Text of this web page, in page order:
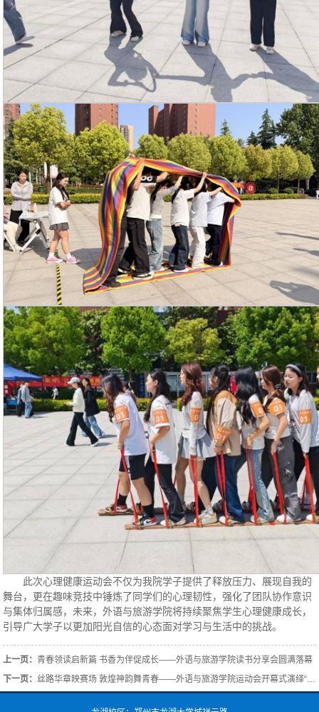
此次心理健康运动会不仅为我院学子提供了释放压力、展现自我的
舞台，更在趣味竞技中锤炼了同学们的心理韧性，强化了团队协作意识
与集体归属感，未来，外语与旅游学院将持续聚焦学生心理健康成长，
引导广大学子以更加阳光自信的心态面对学习与生活中的挑战。
上一页：青春领读启新篇 书香为伴促成长——外语与旅游学院读书分享会圆满落幕
下一页：丝路华章映赛场 敦煌神韵舞青春——外语与旅游学院运动会开幕式演绎“行走的莫高窟”